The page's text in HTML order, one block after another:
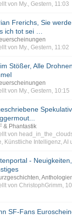
von My., Gestern, 11:03
Frerichs, Sie
ich tot sei …
von My., Gestern, 11:02
Stößer, Alle
von My., Gestern, 10:15
& Phantastik
von
, Künstliche Intelligenz, AI
-
von ChristophGrimm,
SF-Fans